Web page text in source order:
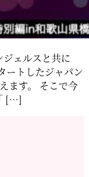
ェルスと共に
ートしたジャパン
ます。 そこで今
[…]